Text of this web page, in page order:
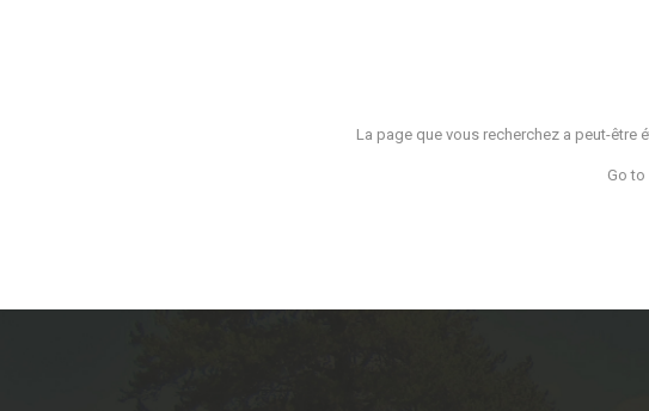
La page que vous recherchez a peut-
Go to